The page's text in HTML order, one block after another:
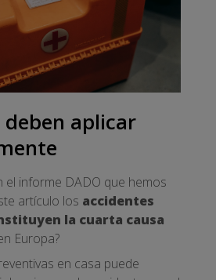
deben aplicar
el informe DADO que hemos
artículo los accidentes
la cuarta causa
Europa?
en casa puede